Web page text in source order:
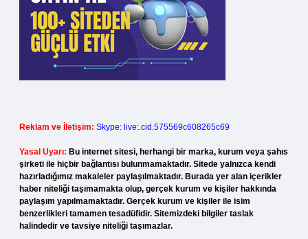
Reklam ve İletişim: Skype: live:.cid.575569c608265c69
Yasal Uyarı: Bu internet sitesi, herhangi bir marka, kurum veya şahıs
şirketi ile hiçbir bağlantısı bulunmamaktadır. Sitede yalnızca kendi
hazırladığımız makaleler paylaşılmaktadır. Burada yer alan içerikler
haber niteliği taşımamakta olup, gerçek kurum ve kişiler hakkında
paylaşım yapılmamaktadır. Gerçek kurum ve kişiler ile isim
benzerlikleri tamamen tesadüfidir. Sitemizdeki bilgiler taslak
halindedir ve tavsiye niteliği taşımazlar.